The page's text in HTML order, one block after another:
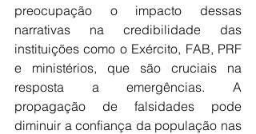
preocupação o impacto dessas
narrativas na credibilidade das
instituições como o Exército, FAB, PRF
e ministérios, que são cruciais na
resposta a emergências. A
propagação de falsidades pode
diminuir a confiança da população nas